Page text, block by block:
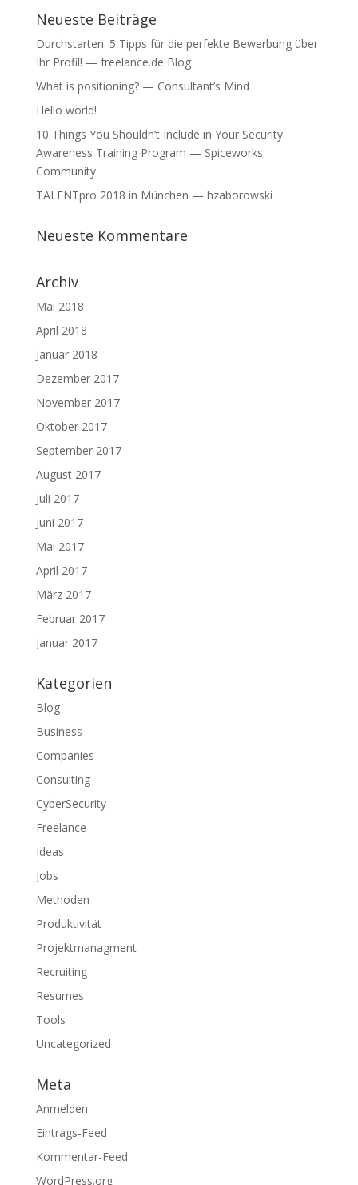
Neueste Beiträge
Durchstarten: 5 Tipps für die perfekte Bewerbung über
Ihr Profil! — freelance.de Blog
What is positioning? — Consultant’s Mind
Hello world!
10 Things You Shouldn’t Include in Your Security
Awareness Training Program — Spiceworks
Community
TALENTpro 2018 in München — hzaborowski
Neueste Kommentare
Archiv
Mai 2018
April 2018
Januar 2018
Dezember 2017
November 2017
Oktober 2017
September 2017
August 2017
Juli 2017
Juni 2017
Mai 2017
April 2017
März 2017
Februar 2017
Januar 2017
Kategorien
Blog
Business
Companies
Consulting
CyberSecurity
Freelance
Ideas
Jobs
Methoden
Produktivität
Projektmanagment
Recruiting
Resumes
Tools
Uncategorized
Meta
Anmelden
Eintrags-Feed
Kommentar-Feed
WordPress.org